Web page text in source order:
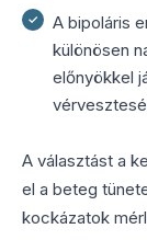
A bipoláris
különösen
előnyökkel
A választást a
el a beteg
kockázatok